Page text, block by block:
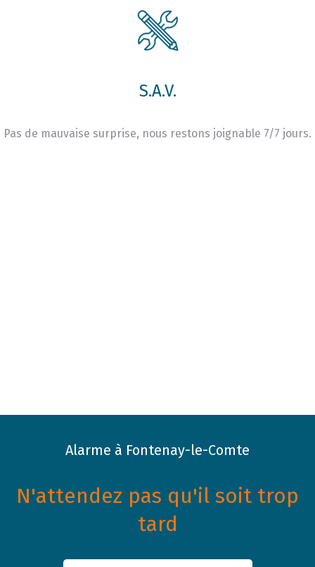
S.A.V.
Pas de mauvaise surprise, nous restons joignable 7/7 jours.
Alarme à Fontenay-le-Comte
N'attendez pas qu'il soit trop
tard